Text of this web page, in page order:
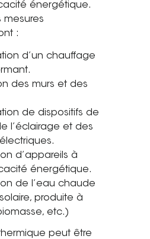
énergétique.
mesures
:
d’un chauffage
des murs et des
de dispositifs de
l’éclairage et des
d’appareils à
énergétique.
de l’eau chaude
produite à
etc.)
peut être